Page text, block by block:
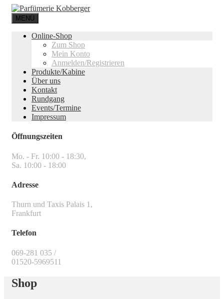
MENÜ
Online-Shop
Zum Shop
Mein Konto
Anmelden/Registrieren
Produkte/Kabine
Über uns
Kontakt
Rundgang
Events/Termine
Impressum
Öffnungszeiten
Mo. - Fr. 10:00 - 18:30,
Sa. 10:00 - 18:00
Adresse
Thurn und Taxis Palais 1,
Frankfurt
Telefon
069-281 035 /
01520-5969511
Shop